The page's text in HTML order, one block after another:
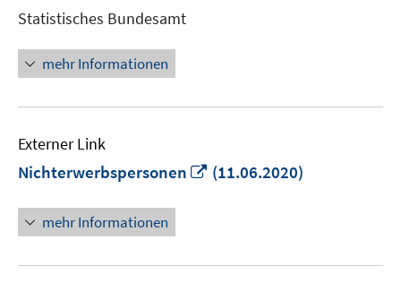
Statistisches Bundesamt
mehr Informationen
Externer Link
Nichterwerbspersonen
In
(11.06.2020)
mehr Informationen